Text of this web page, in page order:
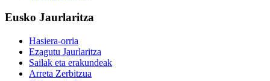
Eusko Jaurlaritza
Hasiera-orria
Ezagutu Jaurlaritza
Sailak eta erakundeak
Arreta Zerbitzua